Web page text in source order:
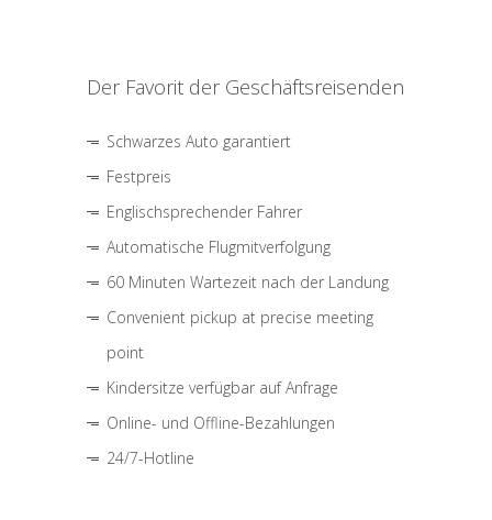
Der Favorit der Geschäftsreisenden
Schwarzes Auto garantiert
Festpreis
Englischsprechender Fahrer
Automatische Flugmitverfolgung
60 Minuten Wartezeit nach der Landung
Convenient pickup at precise meeting
point
Kindersitze verfügbar auf Anfrage
Online- und Offline-Bezahlungen
24/7-Hotline